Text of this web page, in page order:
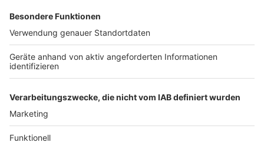
Inhalte zu nutzen. Ihr erklärt hiermit, dass Ihr zur
Einräumung aller vorgenannten Rechte befugt seid und des
Weiteren übermittelte Inhalte auch keine anderweitigen
Rechte Dritter, wie Persönlichkeitsrechte oder Rechte am
eigenen Bild, verletzen. Ihr stellt Antenne Düsseldorf von
Düsseldorf genutzter und von Euch über WhatsApp
übermittelter Inhalte geltend gemacht werden, frei, soweit
die Geltendmachung dieser Ansprüche auf ein Verschulden